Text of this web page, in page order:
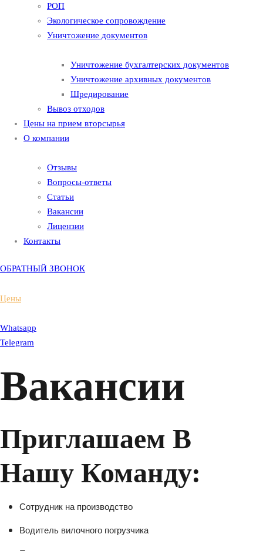
РОП
Экологическое сопровождение
Уничтожение документов
Уничтожение бухгалтерских документов
Уничтожение архивных документов
Шредирование
Вывоз отходов
Цены на прием вторсырья
О компании
Отзывы
Вопросы-ответы
Статьи
Вакансии
Лицензии
Контакты
ОБРАТНЫЙ ЗВОНОК
Цены
Whatsapp
Telegram
Вакансии
Приглашаем В
Нашу Команду:
Сотрудник на производство
Водитель вилочного погрузчика